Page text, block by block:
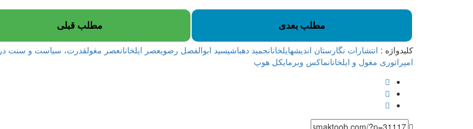
مطلب قبلی مطلب بعدی
کلیدواژه : انتشارات نگارستان اندیشهایلخانانحمید دهباشیسید ابوالفضل رضویعصر ایلخانانعصر مغولقدرت، سیاست و سنت در
امپراتوری مغول و ایلخانانماکس وبر مایکل هوپ